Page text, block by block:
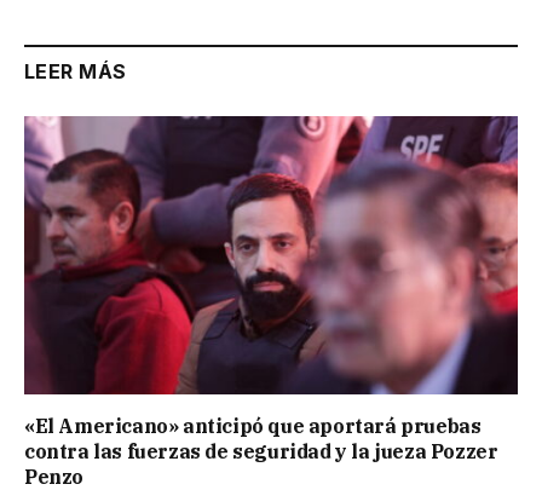
LEER MÁS
«El Americano» anticipó que aportará pruebas
contra las fuerzas de seguridad y la jueza Pozzer
Penzo